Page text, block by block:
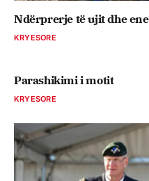
Ndërprerje të ujit dhe
KRYESORE
Parashikimi i motit
KRYESORE